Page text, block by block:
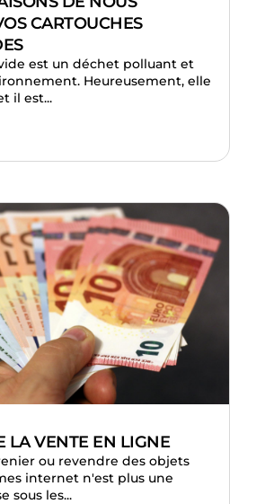
CARTOUCHES
est un déchet polluant et
Heureusement, elle
il est...
LA VENTE EN LIGNE
ou revendre des objets
internet n'est plus une
sous les...